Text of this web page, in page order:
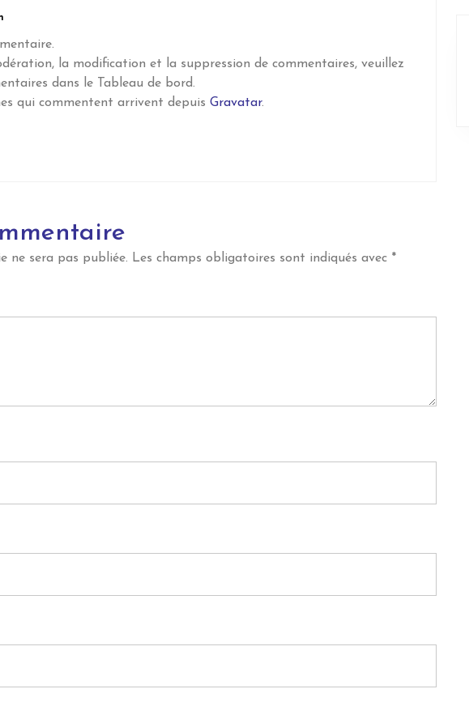
la modification et la suppression de commentaires, veuillez
dans le Tableau de bord.
qui commentent arrivent depuis Gravatar.
ne sera pas publiée. Les champs obligatoires sont indiqués avec *